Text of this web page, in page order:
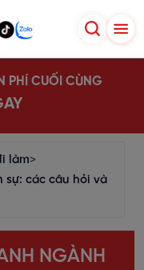
PHÍ CUỐI CÙNG
làm>
sự: các câu hỏi và
NGÀNH